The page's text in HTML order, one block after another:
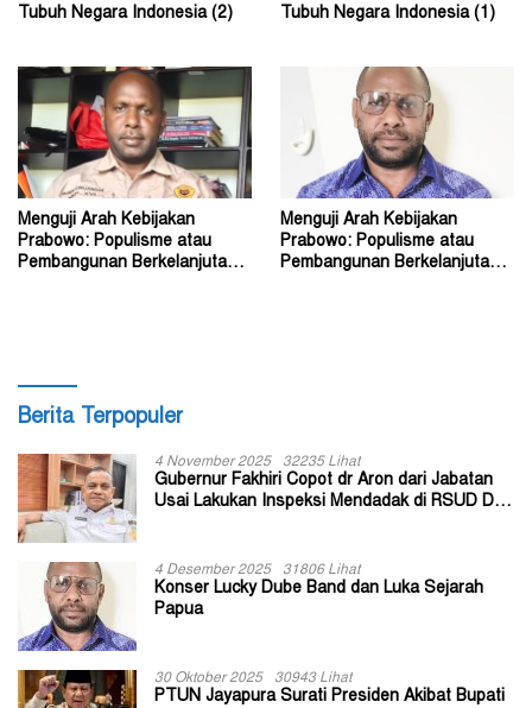
Tubuh Negara Indonesia (2)
Tubuh Negara Indonesia (1)
Menguji Arah Kebijakan
Prabowo: Populisme atau
Pembangunan Berkelanjutan?
Menguji Arah Kebijakan
Prabowo: Populisme atau
Pembangunan Berkelanjutan?
Berita Terpopuler
4 November 2025 32235 Lihat
Gubernur Fakhiri Copot dr Aron dari Jabatan
Usai Lakukan Inspeksi Mendadak di RSUD Dok
4 Desember 2025 31806 Lihat
Konser Lucky Dube Band dan Luka Sejarah
Papua
30 Oktober 2025 30943 Lihat
PTUN Jayapura Surati Presiden Akibat Bupati